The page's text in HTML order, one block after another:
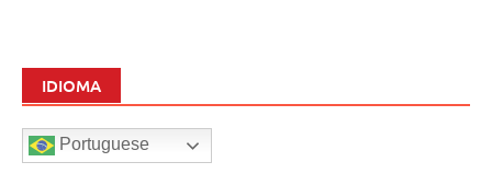
IDIOMA
Portuguese